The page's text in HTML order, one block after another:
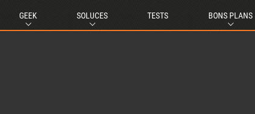
GEEK SOLUCES TESTS BONS PLANS